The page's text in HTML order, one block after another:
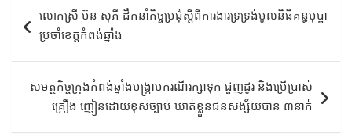
navigation
លោកស្រី ប៊ន សុភី ដឹកនាំកិច្ចប្រជុំស្តីពីការងារទ្រទ្រង់មូលនិធិគន្ធបុប្ពា
ប្រចាំខេត្តកំពង់ឆ្នាំង
សមត្ថកិច្ចក្រុងកំពង់ឆ្នាំងបង្ក្រាបករណីរក្សាទុក ជួញដូរ និងប្រើប្រាស់
គ្រឿង ញៀនដោយខុសច្បាប់ ឃាត់ខ្លួនជនសង្ស័យបាន ៣នាក់